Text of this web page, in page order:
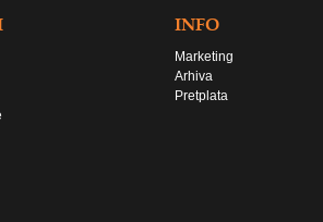
INFO
Marketing
Arhiva
Pretplata